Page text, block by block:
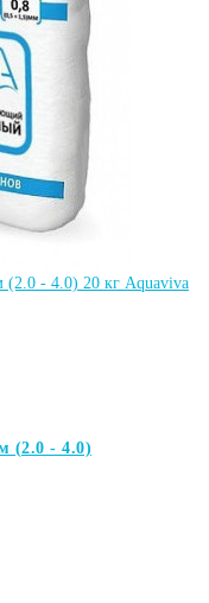
(2.0 - 4.0) 20 кг Aquaviva
(2.0 - 4.0)